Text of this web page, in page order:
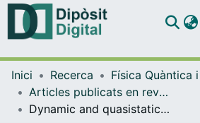
Navega
Com
Inici Recerca
Articles publicats en revistes (Física Quàntica i Astrofísica)
Dynamic and quasistatic trajectories in quasifission reactions and particle emission